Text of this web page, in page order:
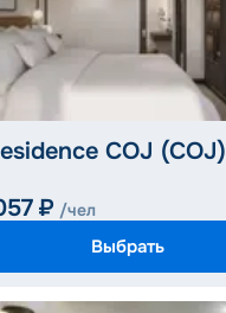
COJ (COJ)
₽ /чел
Выбрать